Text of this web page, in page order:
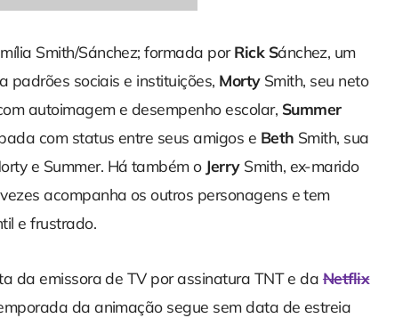
Smith/Sánchez; formada porRick Sánchez, um
padrões sociais e instituições, MortySmith, seu neto
autoimagem e desempenho escolar, Summer
com status entre seus amigos e Beth Smith, sua
e Summer. Há também o JerrySmith, ex-marido
acompanha os outros personagens e tem
e frustrado.
da emissora de TV por assinatura TNT e da Netflix
da animação segue sem data de estreia